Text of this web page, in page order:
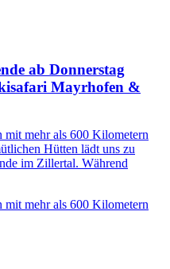
ab Donnerstag
Mayrhofen &
mit mehr als 600 Kilometern
Hütten lädt uns zu
im Zillertal. Während
mit mehr als 600 Kilometern